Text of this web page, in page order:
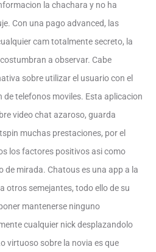
la chachara y no ha
Con una pago advanced, las
cam totalmente secreto, la
a observar. Cabe
sobre utilizar el usuario con el
de telefonos moviles. Esta aplicacion
video chat azaroso, guarda
muchas prestaciones, por el
los factores positivos asi­ como
de mirada. Chatous es una app a la
otros semejantes, todo ello de su
mantenerse ninguno
cualquier nick desplazandolo
virtuoso sobre la novia es que